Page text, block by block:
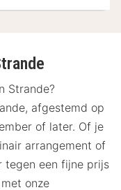
Strande?
afgestemd op
of later. Of je
arrangement of
tegen een fijne prijs
onze